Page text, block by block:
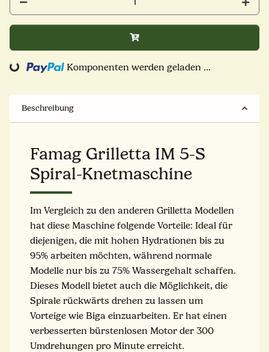
Komponenten werden geladen ...
Beschreibung
Famag Grilletta IM 5-S
Spiral-Knetmaschine
Im Vergleich zu den anderen Grilletta Modellen
hat diese Maschine folgende Vorteile: Ideal für
diejenigen, die mit hohen Hydrationen bis zu
95% arbeiten möchten, während normale
Modelle nur bis zu 75% Wassergehalt schaffen.
Dieses Modell bietet auch die Möglichkeit, die
Spirale rückwärts drehen zu lassen um
Vorteige wie Biga einzuarbeiten. Er hat einen
verbesserten bürstenlosen Motor der 300
Umdrehungen pro Minute erreicht.